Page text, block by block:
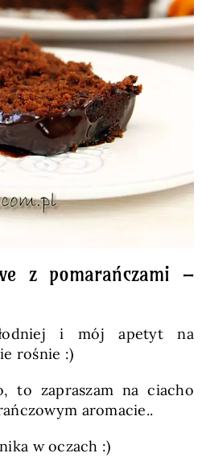
z pomarańczami –
i mój apetyt na
rośnie :)
to zapraszam na ciacho
aromacie..
w oczach :)